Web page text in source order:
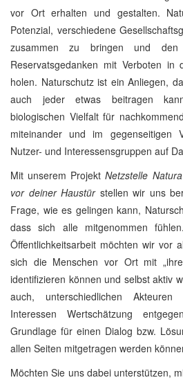
vor Ort erhalten und gestalten.
Potenzial, verschiedene
zusammen zu bringen und den
Reservatsgedanken mit Verboten in
holen. Naturschutz ist ein Anliegen,
auch jeder etwas beitragen
biologischen Vielfalt für
miteinander und im gegenseitigen
Nutzer- und Interessensgruppen auf
Mit unserem ProjektNetzstelle
vor deiner Haustürstellen wir uns
Frage, wie es gelingen kann,
dass sich alle mitgenommen
Öffentlichkeitsarbeit möchten wir vor
sich die Menschen vor Ort mit
identifizieren können und selbst aktiv
auch, unterschiedlichen
Interessen Wertschätzung
Grundlage für einen Dialog bzw.
allen Seiten mitgetragen werden
Möchten Sie uns dabei unterstützen,